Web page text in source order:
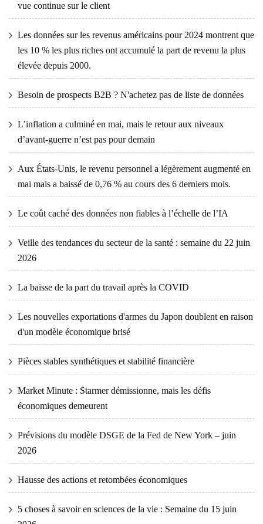
vue continue sur le client
Les données sur les revenus américains pour 2024 montrent que
les 10 % les plus riches ont accumulé la part de revenu la plus
élevée depuis 2000.
Besoin de prospects B2B ? N'achetez pas de liste de données
L’inflation a culminé en mai, mais le retour aux niveaux
d’avant-guerre n’est pas pour demain
Aux États-Unis, le revenu personnel a légèrement augmenté en
mai mais a baissé de 0,76 % au cours des 6 derniers mois.
Le coût caché des données non fiables à l’échelle de l’IA
Veille des tendances du secteur de la santé : semaine du 22 juin
2026
La baisse de la part du travail après la COVID
Les nouvelles exportations d'armes du Japon doublent en raison
d'un modèle économique brisé
Pièces stables synthétiques et stabilité financière
Market Minute : Starmer démissionne, mais les défis
économiques demeurent
Prévisions du modèle DSGE de la Fed de New York – juin
2026
Hausse des actions et retombées économiques
5 choses à savoir en sciences de la vie : Semaine du 15 juin